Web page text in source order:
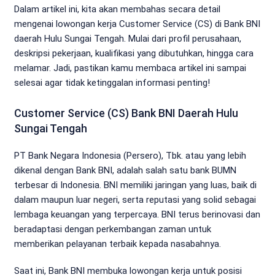
Dalam artikel ini, kita akan membahas secara detail
mengenai lowongan kerja Customer Service (CS) di Bank BNI
daerah Hulu Sungai Tengah. Mulai dari profil perusahaan,
deskripsi pekerjaan, kualifikasi yang dibutuhkan, hingga cara
melamar. Jadi, pastikan kamu membaca artikel ini sampai
selesai agar tidak ketinggalan informasi penting!
Customer Service (CS) Bank BNI Daerah Hulu
Sungai Tengah
PT Bank Negara Indonesia (Persero), Tbk. atau yang lebih
dikenal dengan Bank BNI, adalah salah satu bank BUMN
terbesar di Indonesia. BNI memiliki jaringan yang luas, baik di
dalam maupun luar negeri, serta reputasi yang solid sebagai
lembaga keuangan yang terpercaya. BNI terus berinovasi dan
beradaptasi dengan perkembangan zaman untuk
memberikan pelayanan terbaik kepada nasabahnya.
Saat ini, Bank BNI membuka lowongan kerja untuk posisi